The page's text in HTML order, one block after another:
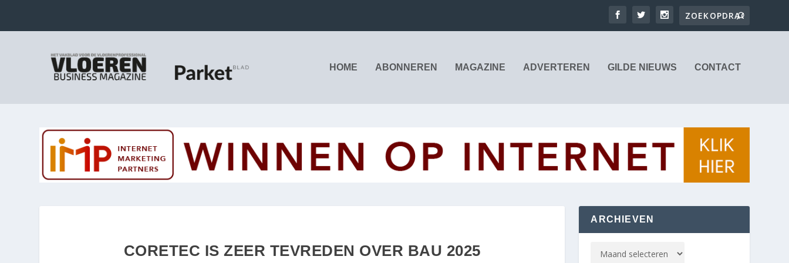
HOME ABONNEREN MAGAZINE ADVERTEREN GILDE NIEUWS CONTACT
CORETEC IS ZEER TEVREDEN OVER BAU 2025
ARCHIEVEN